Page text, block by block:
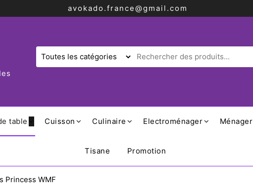
avokado.france@gmail.com
table Cuisson Culinaire Electroménager Ménager
Tisane Promotion
Princess WMF